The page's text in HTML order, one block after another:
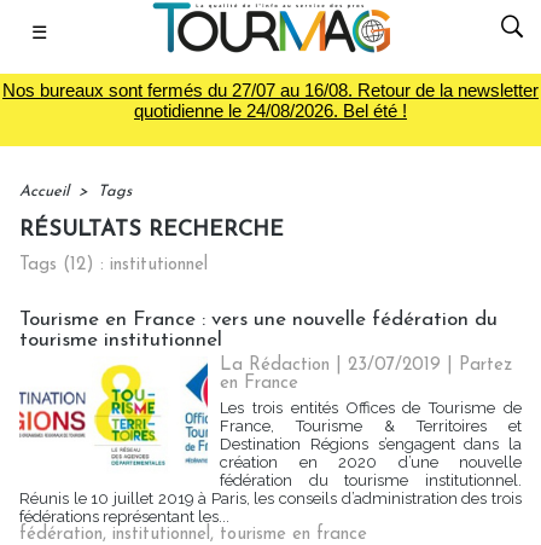
☰
Nos bureaux sont fermés du 27/07 au 16/08. Retour de la newsletter
quotidienne le 24/08/2026. Bel été !
Accueil > Tags
RÉSULTATS RECHERCHE
Tags (12) : institutionnel
Tourisme en France : vers une nouvelle fédération du
tourisme institutionnel
La Rédaction | 23/07/2019
Partez
en France
Les trois entités Offices de Tourisme de
France, Tourisme & Territoires et
Destination Régions s’engagent dans la
création en 2020 d’une nouvelle
fédération du tourisme institutionnel.
Réunis le 10 juillet 2019 à Paris, les conseils d’administration des trois
fédérations représentant les...
fédération, institutionnel, tourisme en france